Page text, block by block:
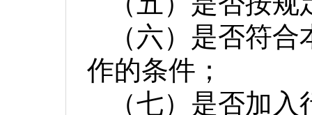
（六）是否符
作的条件；
（七）是否加